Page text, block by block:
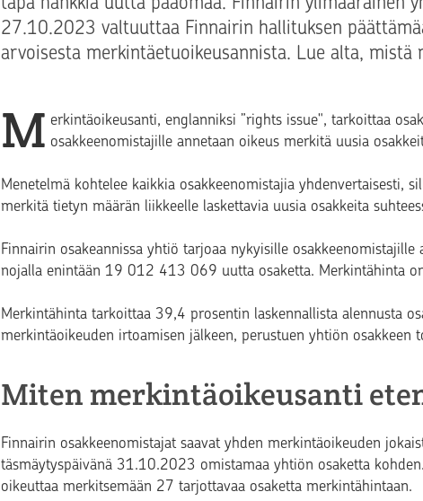
27.10.2023 valtuuttaa Finnairin hallituksen
arvoisesta merkintäetuoikeusannista. Lue alta, mistä
M erkintäoikeusanti, englanniksi ”rights issue", tarkoittaa
osakkeenomistajille annetaan oikeus merkitä uusia
Menetelmä kohtelee kaikkia osakkeenomistajia yhdenvertaisesti,
merkitä tietyn määrän liikkeelle laskettavia uusia osakkeita
Finnairin osakeannissa yhtiö tarjoaa nykyisille
nojalla enintään 19 012 413 069 uutta osaketta. Merkintähinta
Merkintähinta tarkoittaa 39,4 prosentin laskennallista alennusta
merkintäoikeuden irtoamisen jälkeen, perustuen yhtiön
Miten merkintäoikeusanti
Finnairin osakkeenomistajat saavat yhden merkintäoikeuden
täsmäytyspäivänä 31.10.2023 omistamaa yhtiön osaketta
oikeuttaa merkitsemään 27 tarjottavaa osaketta merkintähintaan.